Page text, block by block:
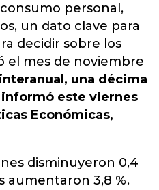
personal,
un dato clave para
decidir sobre los
el mes de noviembre
interanual, una décima
este viernes
Económicas,
disminuyeron 0,4
aumentaron 3,8 %.